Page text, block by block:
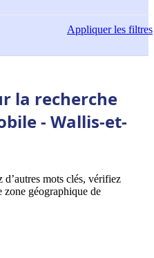
Appliquerles filtres
la recherche
- Wallis-et-
d’autres mots clés, vérifiez
zone géographique de